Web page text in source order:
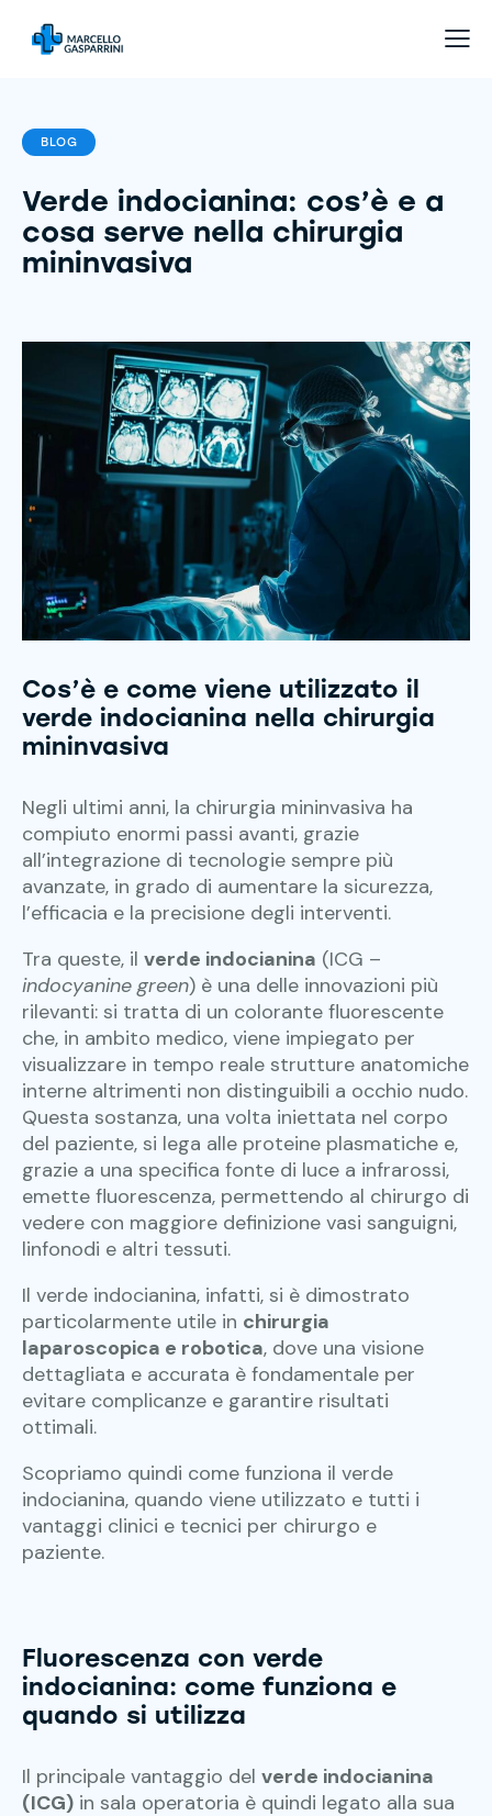
BLOG
Verde indocianina: cos’è e a
cosa serve nella chirurgia
mininvasiva
Cos’è e come viene utilizzato il
verde indocianina nella chirurgia
mininvasiva
Negli ultimi anni, la chirurgia mininvasiva ha
compiuto enormi passi avanti, grazie
all’integrazione di tecnologie sempre più
avanzate, in grado di aumentare la sicurezza,
l’efficacia e la precisione degli interventi.
Tra queste, il verde indocianina (ICG –
indocyanine green) è una delle innovazioni più
rilevanti: si tratta di un colorante fluorescente
che, in ambito medico, viene impiegato per
visualizzare in tempo reale strutture anatomiche
interne altrimenti non distinguibili a occhio nudo.
Questa sostanza, una volta iniettata nel corpo
del paziente, si lega alle proteine plasmatiche e,
grazie a una specifica fonte di luce a infrarossi,
emette fluorescenza, permettendo al chirurgo di
vedere con maggiore definizione vasi sanguigni,
linfonodi e altri tessuti.
Il verde indocianina, infatti, si è dimostrato
particolarmente utile in chirurgia
laparoscopica e robotica, dove una visione
dettagliata e accurata è fondamentale per
evitare complicanze e garantire risultati
ottimali.
Scopriamo quindi come funziona il verde
indocianina, quando viene utilizzato e tutti i
vantaggi clinici e tecnici per chirurgo e
paziente.
Fluorescenza con verde
indocianina: come funziona e
quando si utilizza
Il principale vantaggio del verde indocianina
(ICG) in sala operatoria è quindi legato alla sua